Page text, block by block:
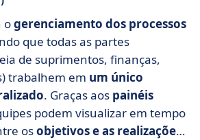
ogerenciamento dos processos
que todas as partes
de suprimentos, finanças,
trabalhem em um único
. Graças aos painéis
podem visualizar em tempo
osobjetivos e as realizações